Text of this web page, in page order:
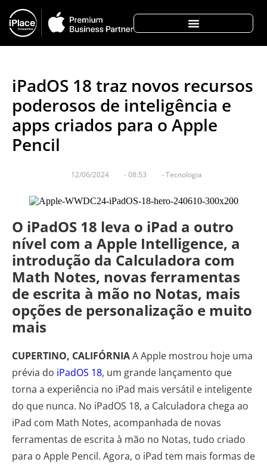
iPadOS 18 traz novos recursos
poderosos de inteligência e
apps criados para o Apple
Pencil
12/06/2024 -08:53 -Tecnologia
O iPadOS 18 leva o iPad a outro
nível com a Apple Intelligence, a
introdução da Calculadora com
Math Notes, novas ferramentas
de escrita à mão no Notas, mais
opções de personalização e muito
mais
CUPERTINO, CALIFÓRNIAA Apple mostrou hoje uma
prévia do iPadOS 18, um grande lançamento que
torna a experiência no iPad mais versátil e inteligente
do que nunca. No iPadOS 18, a Calculadora chega ao
iPad com Math Notes, acompanhada de novas
ferramentas de escrita à mão no Notas, tudo criado
para o Apple Pencil. Agora, o iPad tem mais formas de